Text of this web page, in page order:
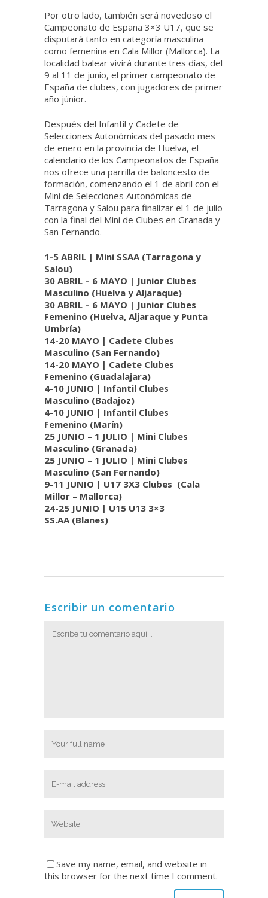
Por otro lado, también será novedoso el
Campeonato de España 3×3 U17, que se
disputará tanto en categoría masculina
como femenina en Cala Millor (Mallorca). La
localidad balear vivirá durante tres días, del
9 al 11 de junio, el primer campeonato de
España de clubes, con jugadores de primer
año júnior.
Después del Infantil y Cadete de
Selecciones Autonómicas del pasado mes
de enero en la provincia de Huelva, el
calendario de los Campeonatos de España
nos ofrece una parrilla de baloncesto de
formación, comenzando el 1 de abril con el
Mini de Selecciones Autonómicas de
Tarragona y Salou para finalizar el 1 de julio
con la final del Mini de Clubes en Granada y
San Fernando.
1-5 ABRIL | Mini SSAA (Tarragona y
Salou)
30 ABRIL – 6 MAYO | Junior Clubes
Masculino (Huelva y Aljaraque)
30 ABRIL – 6 MAYO | Junior Clubes
Femenino (Huelva, Aljaraque y Punta
Umbría)
14-20 MAYO | Cadete Clubes
Masculino (San Fernando)
14-20 MAYO | Cadete Clubes
Femenino (Guadalajara)
4-10 JUNIO | Infantil Clubes
Masculino (Badajoz)
4-10 JUNIO | Infantil Clubes
Femenino (Marín)
25 JUNIO – 1 JULIO | Mini Clubes
Masculino (Granada)
25 JUNIO – 1 JULIO | Mini Clubes
Masculino (San Fernando)
9-11 JUNIO | U17 3X3 Clubes (Cala
Millor – Mallorca)
24-25 JUNIO | U15 U13 3×3
SS.AA (Blanes)
Escribir un comentario
Save my name, email, and website in
this browser for the next time I comment.